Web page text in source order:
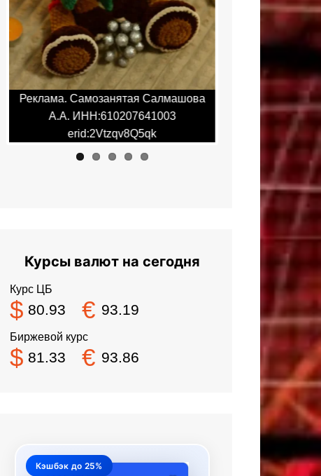
Реклама. Самозанятая Салмашова
А.А. ИНН:610207641003
erid:2Vtzqv8Q5qk
А.А.
Курсы валют на сегодня
Курс ЦБ
$ 80.93 € 93.19
Биржевой курс
$ 81.33 € 93.86
Кэшбэк до 25%